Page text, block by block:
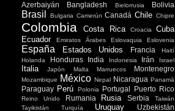
Azerbaiyán
Bangladesh Bielorrusia Bolivia
Brasil Bulgaria Camerún Canadá Chile Chipre
Colombia Costa Rica Croacia
Cuba
Ecuador
Emiratos Árabes Eslovaquia Eslovenia
España Estados Unidos Francia
Haití
Holanda
Honduras India Indonesia Irán Israel
Italia Japón Malta Marruecos Montenegro
Mozambique México Nepal Nicaragua Panamá
Paraguay Perú Polonia Portugal Puerto Rico
Reino Unido Rumania Rusia Serbia
Taiwán
Tayikistán
Turquía Uruguay Uzbekistán